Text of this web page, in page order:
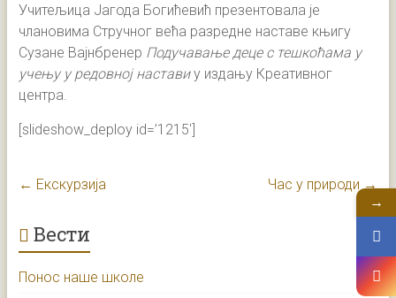
Учитељица Јагода Богићевић презентовала је
члановима Стручног већа разредне наставе књигу
Сузане Вајнбренер Подучавање деце с тешкоћама у
учењу у редовној наставиу издању Креативног
центра.
[slideshow_deploy id=’1215′]
← Екскурзија Час у природи →
Вести
Понос наше школе
→